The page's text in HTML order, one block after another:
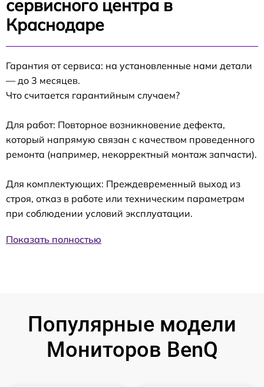
сервисного центра в
Краснодаре
Гарантия от сервиса: на установленные нами детали
— до 3 месяцев.
Что считается гарантийным случаем?
Для работ: Повторное возникновение дефекта,
который напрямую связан с качеством проведенного
ремонта (например, некорректный монтаж запчасти).
Для комплектующих: Преждевременный выход из
строя, отказ в работе или техническим параметрам
при соблюдении условий эксплуатации.
Показать полностью
Популярные модели
Мониторов BenQ